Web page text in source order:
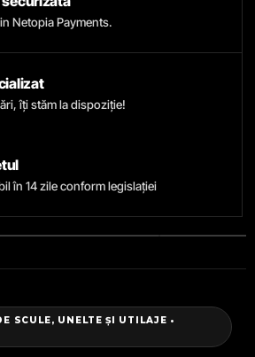
Netopia Payments.
îți stăm la dispoziție!
în 14 zile conform legislației
SCULE, UNELTE ȘI UTILAJE •